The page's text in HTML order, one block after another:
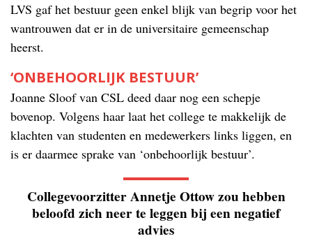
LVS gaf het bestuur geen enkel blijk van begrip voor het
wantrouwen dat er in de universitaire gemeenschap
heerst.
‘ONBEHOORLIJK BESTUUR’
Joanne Sloof van CSL deed daar nog een schepje
bovenop. Volgens haar laat het college te makkelijk de
klachten van studenten en medewerkers links liggen, en
is er daarmee sprake van ‘onbehoorlijk bestuur’.
Collegevoorzitter Annetje Ottow zou hebben
beloofd zich neer te leggen bij een negatief
advies